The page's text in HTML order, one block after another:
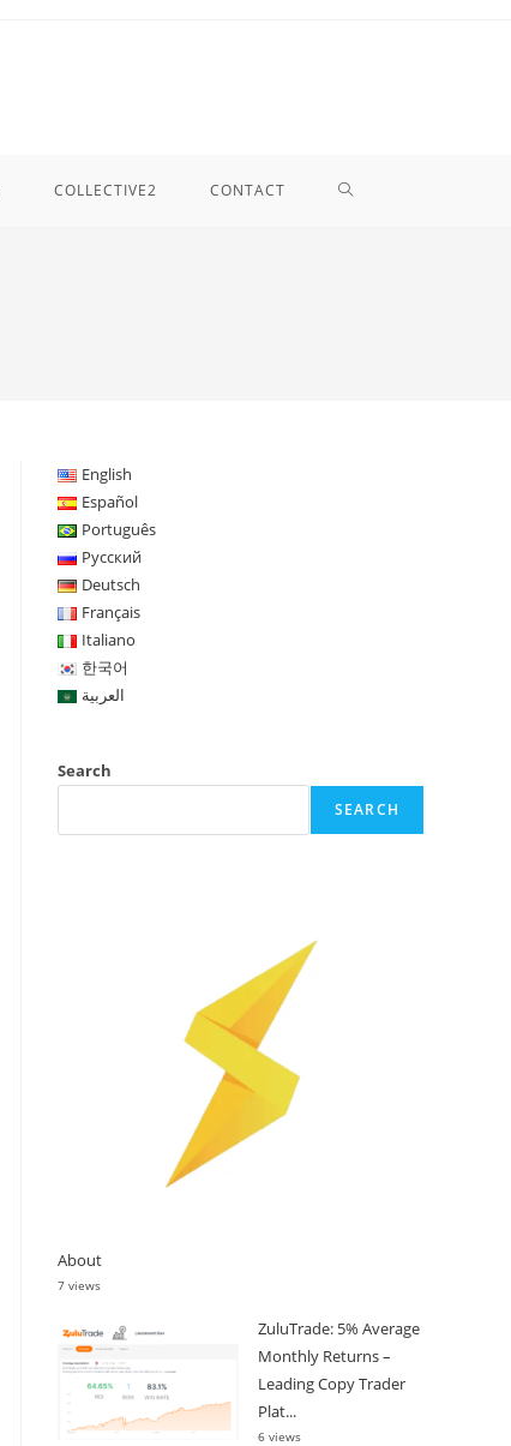
COLLECTIVE2 CONTACT TOGGLE
English
Español
Português
Русский
Deutsch
Français
Italiano
한국어
العربية
Search
SEARCH
About
7 views
ZuluTrade: 5% Average
Monthly Returns –
Leading Copy Trader
Plat...
6 views